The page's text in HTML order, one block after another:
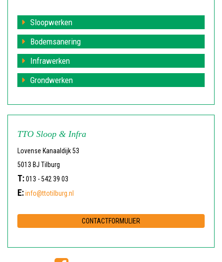
Sloopwerken
Bodemsanering
Infrawerken
Grondwerken
TTO Sloop & Infra
Lovense Kanaaldijk 53
5013 BJ Tilburg
T:013 - 542 39 03
E:info@ttotilburg.nl
CONTACTFORMULIER